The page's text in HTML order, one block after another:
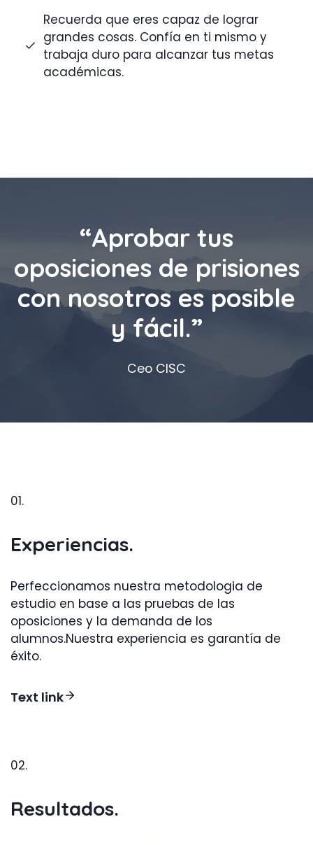
Recuerda que eres capaz de lograr
grandes cosas. Confía en ti mismo y
trabaja duro para alcanzar tus metas
académicas.
“Aprobar tus
oposiciones de prisiones
con nosotros es posible
y fácil.”
Ceo CISC
01.
Experiencias.
Perfeccionamos nuestra metodologia de
estudio en base a las pruebas de las
oposiciones y la demanda de los
alumnos.Nuestra experiencia es garantía de
éxito.
Text link
02.
Resultados.